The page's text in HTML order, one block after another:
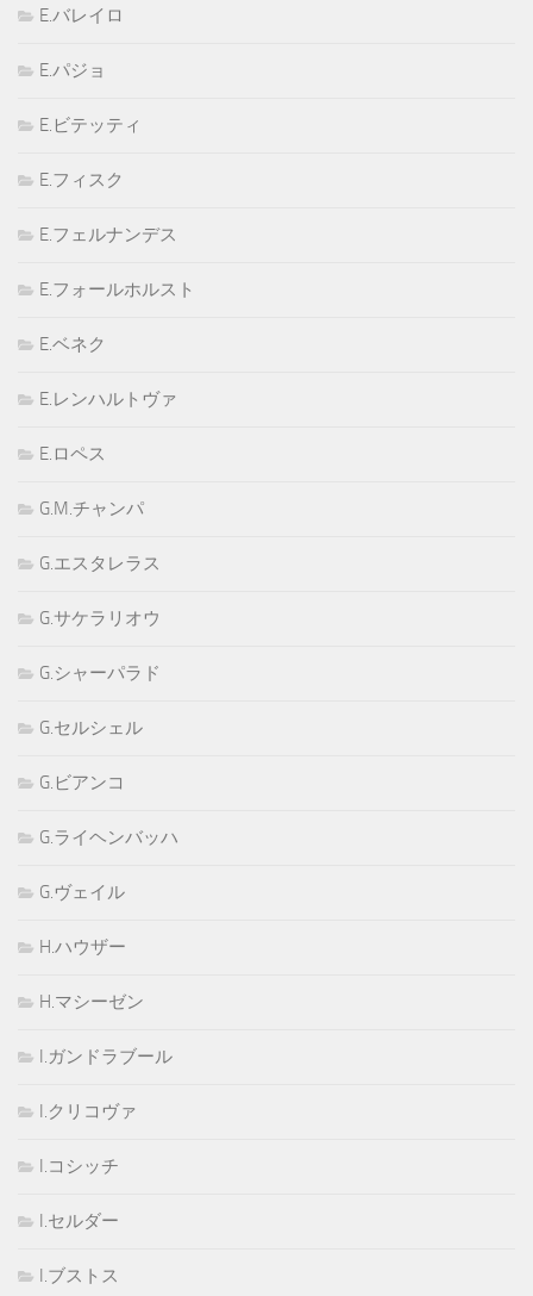
E.バレイロ
E.パジョ
E.ビテッティ
E.フィスク
E.フェルナンデス
E.フォールホルスト
E.ベネク
E.レンハルトヴァ
E.ロペス
G.M.チャンパ
G.エスタレラス
G.サケラリオウ
G.シャーパラド
G.セルシェル
G.ビアンコ
G.ライヘンバッハ
G.ヴェイル
H.ハウザー
H.マシーゼン
I.ガンドラブール
I.クリコヴァ
I.コシッチ
I.セルダー
I.ブストス